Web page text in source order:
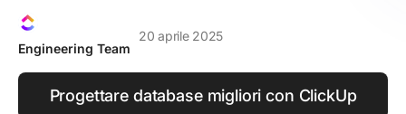
Engineering Team
20 aprile 2025
Progettare database migliori con ClickUp